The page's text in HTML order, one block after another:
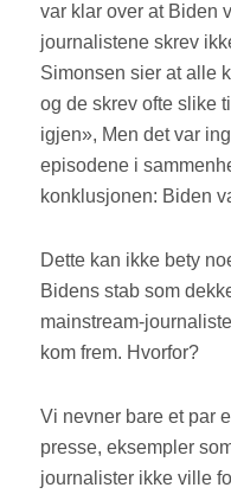
var klar over at Biden
journalistene skrev
Simonsen sier at alle
og de skrev ofte slike
igjen», Men det var
episodene i
konklusjonen: Biden
Dette kan ikke bety
Bidens stab som
mainstream-
kom frem. Hvorfor?
Vi nevner bare et par
presse, eksempler
journalister ikke ville